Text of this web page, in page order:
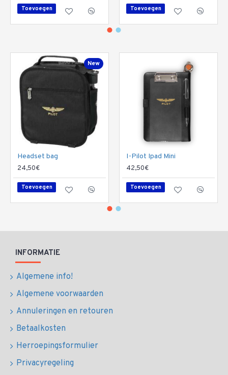
Toevoegen Toevoegen
New
Headset bag
24,50€
Toevoegen
I-Pilot Ipad Mini
42,50€
Toevoegen
INFORMATIE
Algemene info!
Algemene voorwaarden
Annuleringen en retouren
Betaalkosten
Herroepingsformulier
Privacyregeling